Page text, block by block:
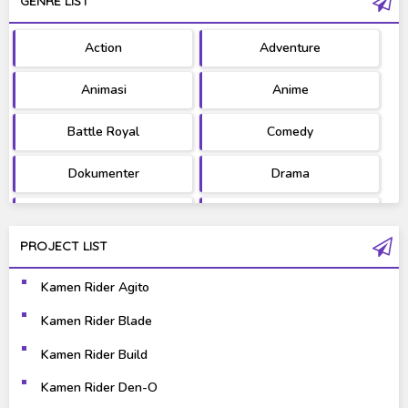
Ultraman West Series
Action Adventure
Animasi Anime
Battle Royal Comedy
Dokumenter Drama
Science Fiction
PROJECT LIST
Kamen Rider Agito
Kamen Rider Blade
Kamen Rider Build
Kamen Rider Den-O